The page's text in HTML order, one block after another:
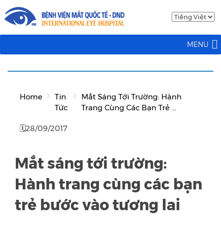
MENU
Home
Tin
Tức
Mắt Sáng Tới Trường: Hành
Trang Cùng Các Bạn Trẻ ...
🗓28/09/2017
Mắt sáng tới trường:
Hành trang cùng các bạn
trẻ bước vào tương lai